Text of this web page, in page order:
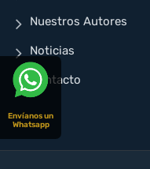
Nuestros Autores
Noticias
Contacto
Envíanos un
Whatsapp